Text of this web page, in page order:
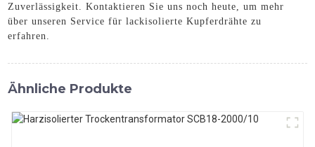
Zuverlässigkeit. Kontaktieren Sie uns noch heute, um mehr
über unseren Service für lackisolierte Kupferdrähte zu
erfahren.
Ähnliche Produkte